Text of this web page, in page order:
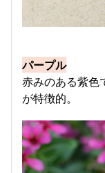
パープル
赤みのある紫色
が特徴的。